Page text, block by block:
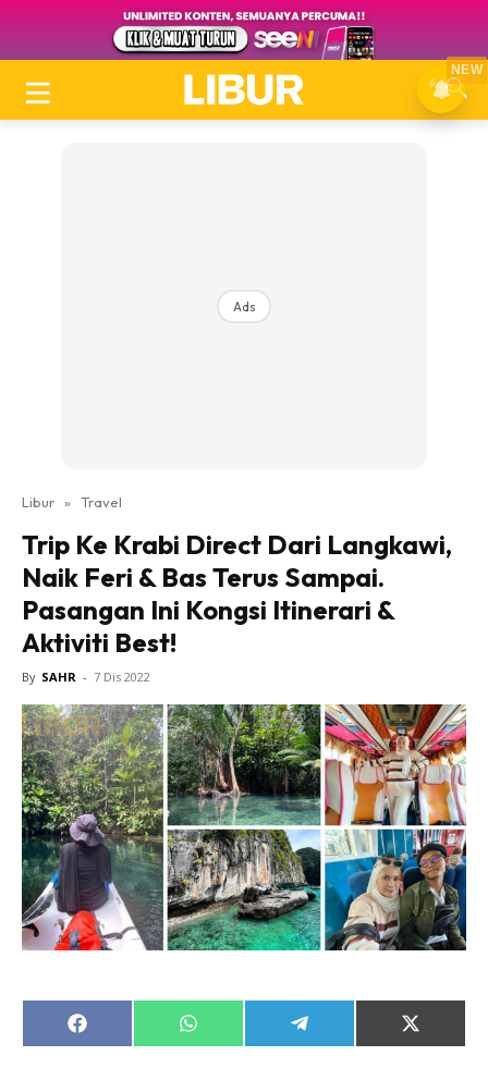
Ads
Libur » Travel
Trip Ke Krabi Direct Dari Langkawi,
Naik Feri & Bas Terus Sampai.
Pasangan Ini Kongsi Itinerari &
Aktiviti Best!
By SAHR - 7 Dis 2022
Share
on
Share
on
Share
on
Share
on
NEW